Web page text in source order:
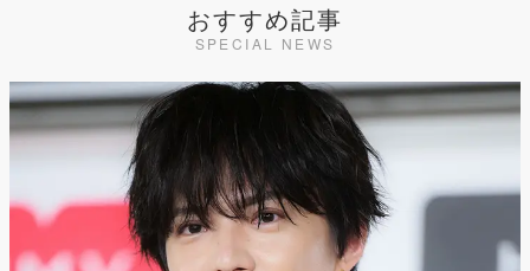
おすすめ記事
SPECIAL NEWS